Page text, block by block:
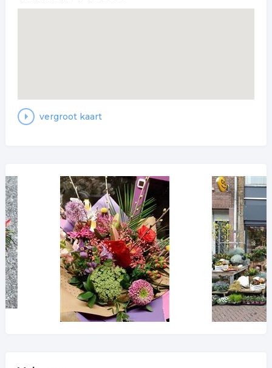
vergroot kaart